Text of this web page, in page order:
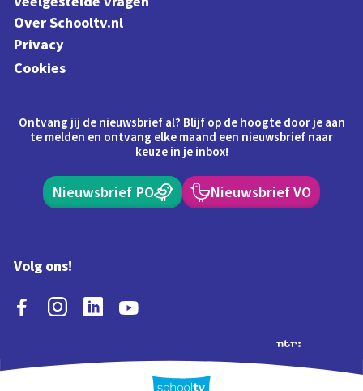
Over Schooltv.nl
Privacy
Cookies
Ontvang jij de nieuwsbrief al? Blijf op de hoogte door je aan
te melden en ontvang elke maand een nieuwsbrief naar
keuze in je inbox!
Nieuwsbrief PO Nieuwsbrief VO
Volg ons!